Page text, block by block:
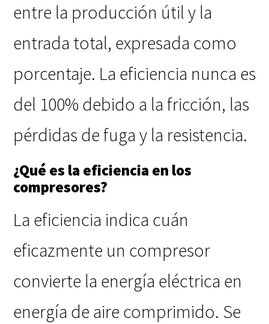
entre la producción útil y la
entrada total, expresada como
porcentaje. La eficiencia nunca es
del 100% debido a la fricción, las
pérdidas de fuga y la resistencia.
¿Qué es la eficiencia en los
compresores?
La eficiencia indica cuán
eficazmente un compresor
convierte la energía eléctrica en
energía de aire comprimido. Se